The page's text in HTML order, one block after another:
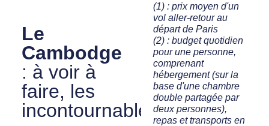
Le
Cambodge
: à voir à
faire, les
incontournables
(1) : prix moyen d'un
vol aller-retour au
départ de Paris
(2) : budget quotidien
pour une personne,
comprenant
hébergement (sur la
base d'une chambre
double partagée par
deux personnes),
repas et transports en